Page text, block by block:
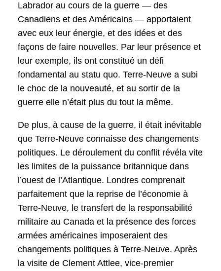
Labrador au cours de la guerre — des
Canadiens et des Américains — apportaient
avec eux leur énergie, et des idées et des
façons de faire nouvelles. Par leur présence et
leur exemple, ils ont constitué un défi
fondamental au statu quo. Terre-Neuve a subi
le choc de la nouveauté, et au sortir de la
guerre elle n’était plus du tout la même.
De plus, à cause de la guerre, il était inévitable
que Terre-Neuve connaisse des changements
politiques. Le déroulement du conflit révéla vite
les limites de la puissance britannique dans
l’ouest de l’Atlantique. Londres comprenait
parfaitement que la reprise de l’économie à
Terre-Neuve, le transfert de la responsabilité
militaire au Canada et la présence des forces
armées américaines imposeraient des
changements politiques à Terre-Neuve. Après
la visite de Clement Attlee, vice-premier